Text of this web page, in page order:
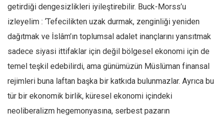
getirdiği dengesizlikleri iyileştirebilir. Buck-Morss’u
izleyelim : ‘Tefecilikten uzak durmak, zenginliği yeniden
dağıtmak ve İslâm’ın toplumsal adalet inançlarını yansıtmak
sadece siyasi ittifaklar için değil bölgesel ekonomi için de
temel teşkil edebilirdi, ama günümüzün Müslüman finansal
rejimleri buna laftan başka bir katkıda bulunmazlar. Ayrıca bu
tür bir ekonomik birlik, küresel ekonomi içindeki
neoliberalizm hegemonyasına, serbest pazarın